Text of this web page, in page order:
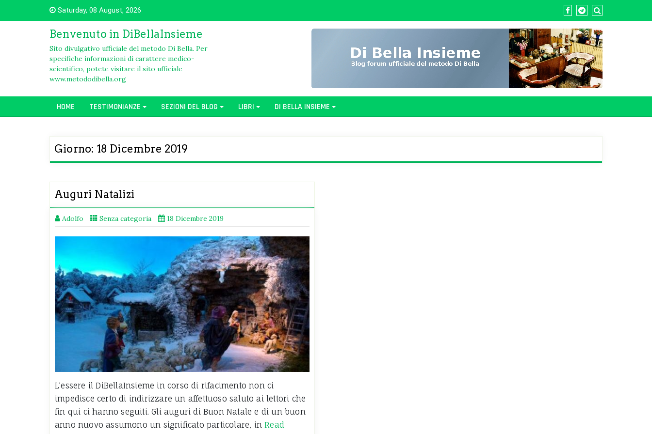
Saturday, 08 August, 2026
Benvenuto in DiBellaInsieme
Sito divulgativo ufficiale del metodo Di Bella. Per
specifiche informazioni di carattere medico-
scientifico, potete visitare il sito ufficiale
www.metododibella.org
HOME TESTIMONIANZE SEZIONI DEL BLOG LIBRI DI BELLA INSIEME
Giorno: 18 Dicembre 2019
Auguri Natalizi
Adolfo Senza categoria 18 Dicembre 2019
L’essere il DiBellaInsieme in corso di rifacimento non ci
impedisce certo di indirizzare un affettuoso saluto ai lettori che
fin qui ci hanno seguiti. Gli auguri di Buon Natale e di un buon
anno nuovo assumono un significato particolare, inRead